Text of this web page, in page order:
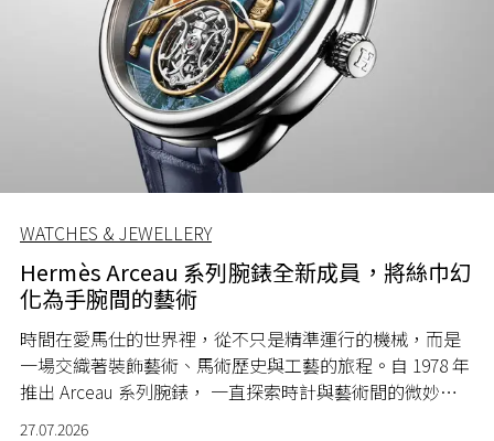
WATCHES & JEWELLERY
Hermès Arceau 系列腕錶全新成員，將絲巾幻
化為手腕間的藝術
時間在愛馬仕的世界裡，從不只是精準運行的機械，而是
一場交織著裝飾藝術、馬術歷史與工藝的旅程。自 1978 年
推出 Arceau 系列腕錶， 一直探索時計與藝術間的微妙關
27.07.2026